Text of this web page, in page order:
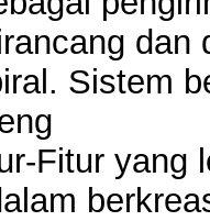
dan
Sistem
Fitur yang